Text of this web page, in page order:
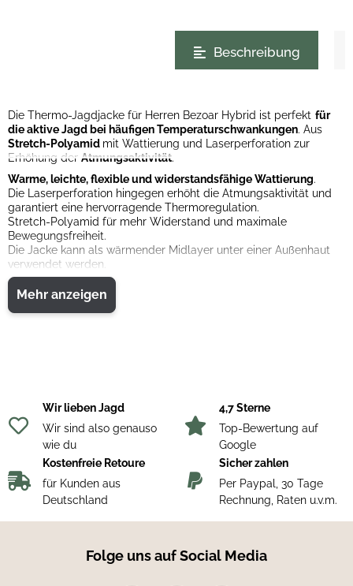
Beschreibung
Die Thermo-Jagdjacke für Herren Bezoar Hybrid ist perfekt für
die aktive Jagd bei häufigen Temperaturschwankungen. Aus
Stretch-Polyamid mit Wattierung und Laserperforation zur
Erhöhung der Atmungsaktivität.
Warme, leichte, flexible und widerstandsfähige Wattierung.
Die Laserperforation hingegen erhöht die Atmungsaktivität und
garantiert eine hervorragende Thermoregulation.
Stretch-Polyamid für mehr Widerstand und maximale
Bewegungsfreiheit.
Die Jacke kann als wärmender Midlayer unter einer Außenhaut
verwendet werden.
"Mittiger YKK-Reißverschluss
Seitentaschen mit YKK-Reißverschluss
Gummizug am Saum
Mehr anzeigen
Wir lieben Jagd
Wir sind also genauso
wie du
4,7 Sterne
Top-Bewertung auf
Google
Kostenfreie Retoure
für Kunden aus
Deutschland
Sicher zahlen
Per Paypal, 30 Tage
Rechnung, Raten u.v.m.
Folge uns auf Social Media